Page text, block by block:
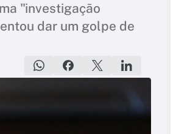
"investigação
dar um golpe de